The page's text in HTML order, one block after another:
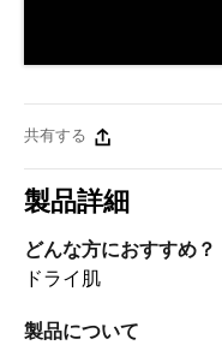
共有する
製品詳細
どんな方におすすめ？
ドライ肌
製品について